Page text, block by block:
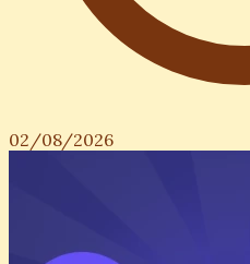
02/08/2026